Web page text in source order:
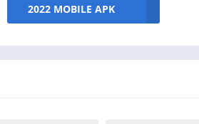
2022 MOBILE APK